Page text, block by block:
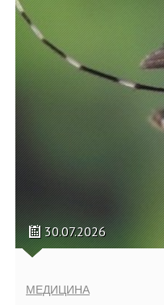
30.07.2026
МЕДИЦИНА